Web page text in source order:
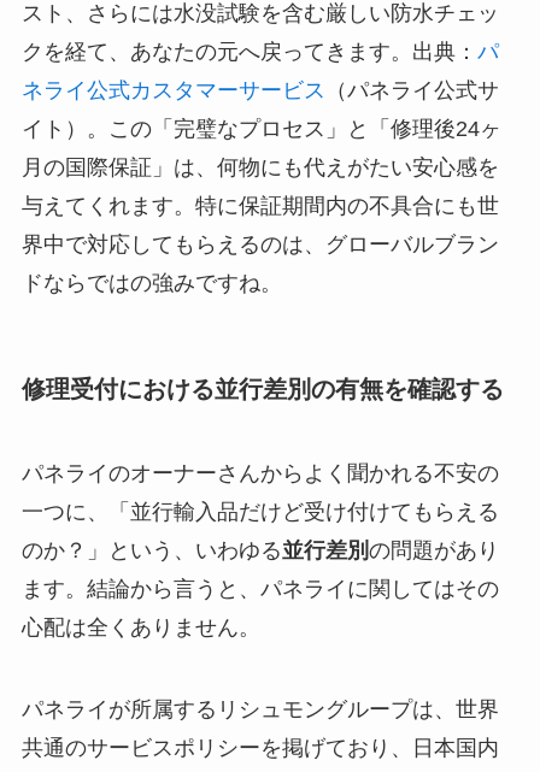
スト、さらには水没試験を含む厳しい防水チェッ
クを経て、あなたの元へ戻ってきます。出典： パ
ネライ公式カスタマーサービス （パネライ公式サ
イト）。この「完璧なプロセス」と「修理後24ヶ
月の国際保証」は、何物にも代えがたい安心感を
与えてくれます。特に保証期間内の不具合にも世
界中で対応してもらえるのは、グローバルブラン
ドならではの強みですね。
修理受付における並行差別の有無を確認する
パネライのオーナーさんからよく聞かれる不安の
一つに、「並行輸入品だけど受け付けてもらえる
のか？」という、いわゆる並行差別 の問題があり
ます。結論から言うと、パネライに関してはその
心配は全くありません。
パネライが所属するリシュモングループは、世界
共通のサービスポリシーを掲げており、日本国内